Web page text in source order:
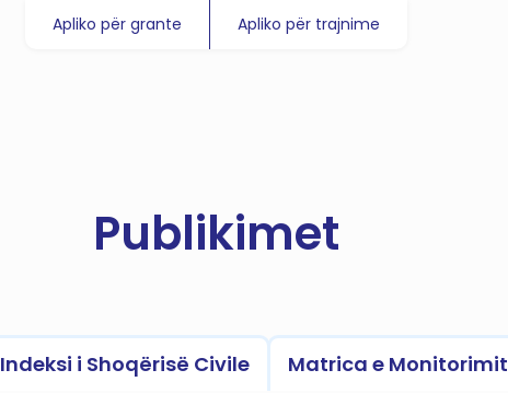
Apliko për grante Apliko për trajnime
Publikimet
Indeksi i Shoqërisë Civile Matrica e Monitorimit